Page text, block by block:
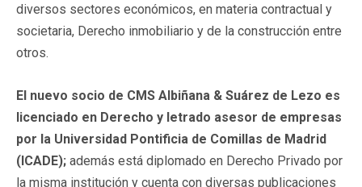
diversos sectores económicos, en materia contractual y
societaria, Derecho inmobiliario y de la construcción entre
otros.
El nuevo socio de CMS Albiñana & Suárez de Lezo es
licenciado en Derecho y letrado asesor de empresas
por la Universidad Pontificia de Comillas de Madrid
(ICADE); además está diplomado en Derecho Privado por
la misma institución y cuenta con diversas publicaciones